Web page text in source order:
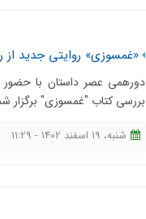
«غمسوزی» روایتی جدید
دورهمی عصر داستان با حضور
بررسی کتاب "غمسوزی" برگزار
شنبه، 19 اسفند 1402 - 11:29